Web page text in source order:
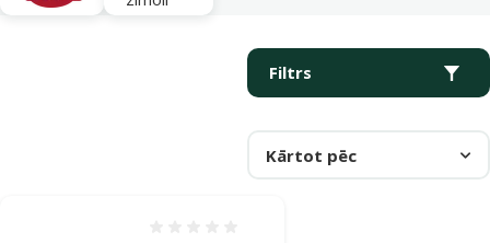
Filtrs
Kārtot pēc